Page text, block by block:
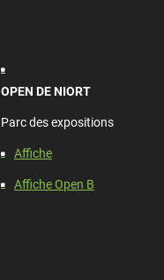
OPEN DE NIORT
Parc des expositions
Affiche
Affiche Open B